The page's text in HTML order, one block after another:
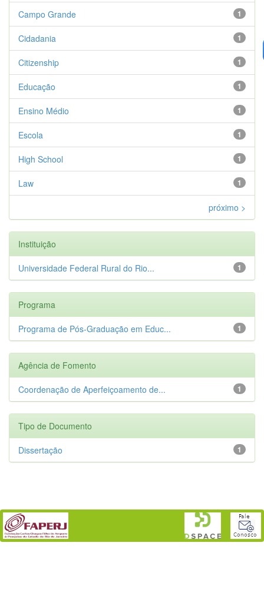
1
Campo Grande
1
Cidadania
1
Citizenship
1
Educação
1
Ensino Médio
1
Escola
1
High School
1
Law
próximo >
Instituição
1
Universidade Federal Rural do Rio...
Programa
1
Programa de Pós-Graduação em Educ...
Agência de Fomento
1
Coordenação de Aperfeiçoamento de...
Tipo de Documento
1
Dissertação